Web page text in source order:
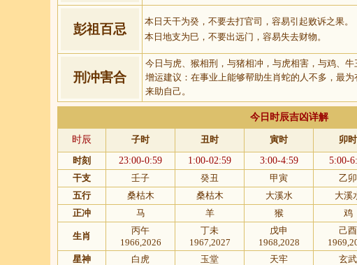
彭祖百忌
本日天干为癸，不要去打官司，容易引起败诉之果。
本日地支为巳，不要出远门，容易失去财物。
刑冲害合
今日与虎、猴相刑，与猪相冲，与虎相害，与鸡、牛
增运建议：在事业上能够帮助生肖蛇的人不多，最
来助自己。
今日时辰吉凶详解
时辰 子时 丑时 寅时 卯时
时刻
23:00-0:59 1:00-02:59 3:00-4:59 5:00-
干支
壬子 癸丑 甲寅 乙卯
五行
桑枯木 桑枯木 大溪水 大溪
正冲
马 羊 猴 鸡
生肖
丙午
1966,2026
丁未
1967,2027
戊申
1968,2028
己酉
星神
白虎 玉堂 天牢 玄武